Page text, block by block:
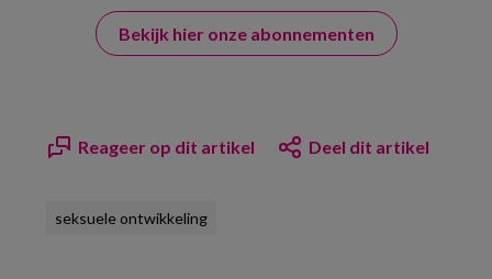
Bekijk hier onze abonnementen
Reageer op dit artikel Deel dit artikel
seksuele ontwikkeling